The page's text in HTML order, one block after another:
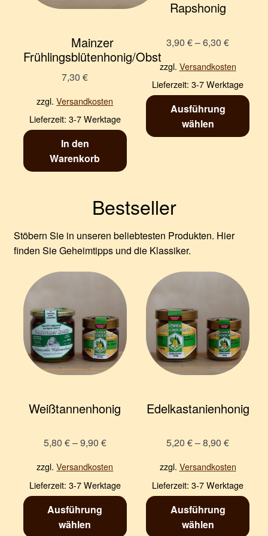
Mainzer
Frühlingsblütenhonig/Obst
7,30€
zzgl.Versandkosten
Lieferzeit: 3-7 Werktage
In den
Warenkorb
Rapshonig
3,90€–6,30€
zzgl. Versandkosten
Lieferzeit:3-7 Werktage
Ausführung
wählen
Bestseller
Stöbern Sie in unseren beliebtesten Produkten. Hier
finden Sie Geheimtipps und die Klassiker.
Weißtannen­honig
5,80 €–9,90 €
zzgl.Versandkosten
Lieferzeit: 3-7 Werktage
Ausführung
wählen
Edel­kastanien­honig
5,20€–8,90€
zzgl. Versandkosten
Lieferzeit:3-7 Werktage
Ausführung
wählen